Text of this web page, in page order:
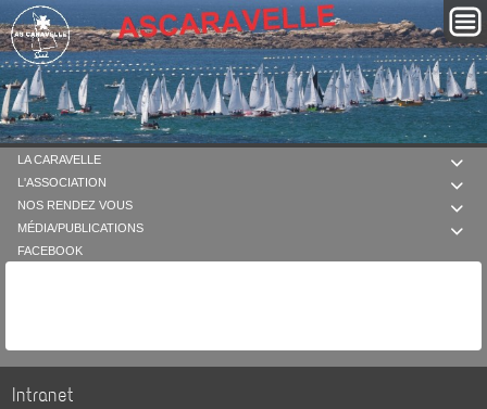

LA CARAVELLE

L'ASSOCIATION

NOS RENDEZ VOUS

MÉDIA/PUBLICATIONS
FACEBOOK
Intranet